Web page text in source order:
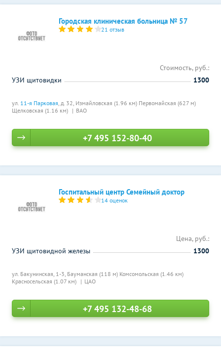
Городская клиническая больница № 57
21 отзыв
ул. 11-я Парковая, д. 32, Измайловская (1.96 км) Первомайская (627 м)
Щелковская (1.16 км)
ВАО
Стоимость, руб.:
УЗИ щитовидки
1300
+7 495 152-80-40
Госпитальный центр Семейный доктор
14 оценок
ул. Бакунинская, 1-3, Бауманская (118 м) Комсомольская (1.46 км)
Красносельская (1.07 км)
ЦАО
Цена, руб.:
УЗИ щитовидной железы
1300
+7 495 132-48-68